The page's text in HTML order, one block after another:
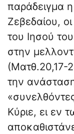
παράδειγμα
Ζεβεδαίου,
του Ιησού
στην
(Ματθ.20,17-
την
Κύριε, ει εν